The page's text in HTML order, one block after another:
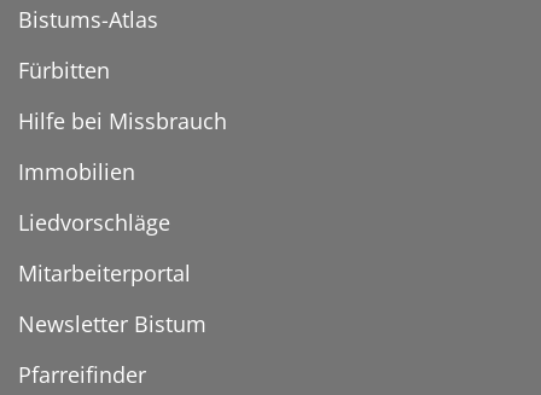
Bistums-Atlas
Fürbitten
Hilfe bei Missbrauch
Immobilien
Liedvorschläge
Mitarbeiterportal
Newsletter Bistum
Pfarreifinder